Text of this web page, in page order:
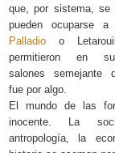
que, por sistema, se
pueden ocuparse
Palladioo
permitieron en
salones semejante
fue por algo.
El mundo de las
inocente. La
antropología, la